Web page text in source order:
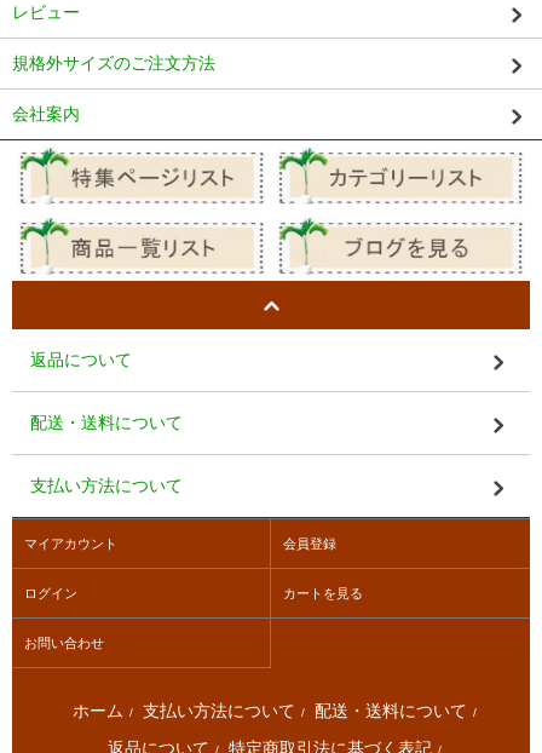
レビュー
規格外サイズのご注文方法
会社案内
返品について
配送・送料について
支払い方法について
マイアカウント 会員登録
ログイン カートを見る
お問い合わせ
ホーム / 支払い方法について / 配送・送料について /
返品について 特定商取引法に基づく表記